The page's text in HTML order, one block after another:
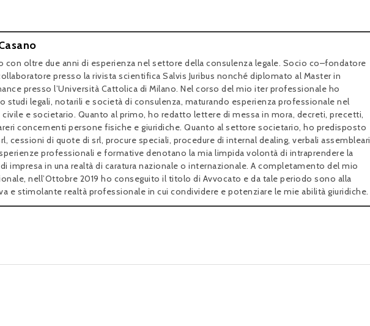
con oltre due anni di esperienza nel settore della consulenza legale. Socio co–fondatore
presso la rivista scientifica Salvis Juribus nonché diplomato al Master in
presso l’Università Cattolica di Milano. Nel corso del mio iter professionale ho
studi legali, notarili e società di consulenza, maturando esperienza professionale nel
e societario. Quanto al primo, ho redatto lettere di messa in mora, decreti, precetti,
concernenti persone fisiche e giuridiche. Quanto al settore societario, ho predisposto
cessioni di quote di srl, procure speciali, procedure di internal dealing, verbali assembleari
professionali e formative denotano la mia limpida volontà di intraprendere la
impresa in una realtà di caratura nazionale o internazionale. A completamento del mio
nell’Ottobre 2019 ho conseguito il titolo di Avvocato e da tale periodo sono alla
e stimolante realtà professionale in cui condividere e potenziare le mie abilità giuridiche.